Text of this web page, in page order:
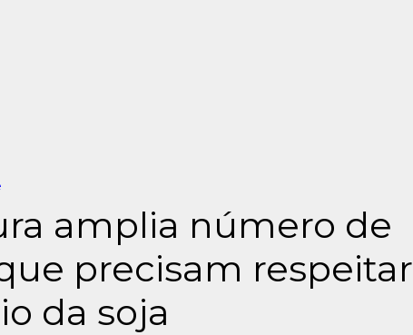
amplia número de
precisam respeitar
da soja